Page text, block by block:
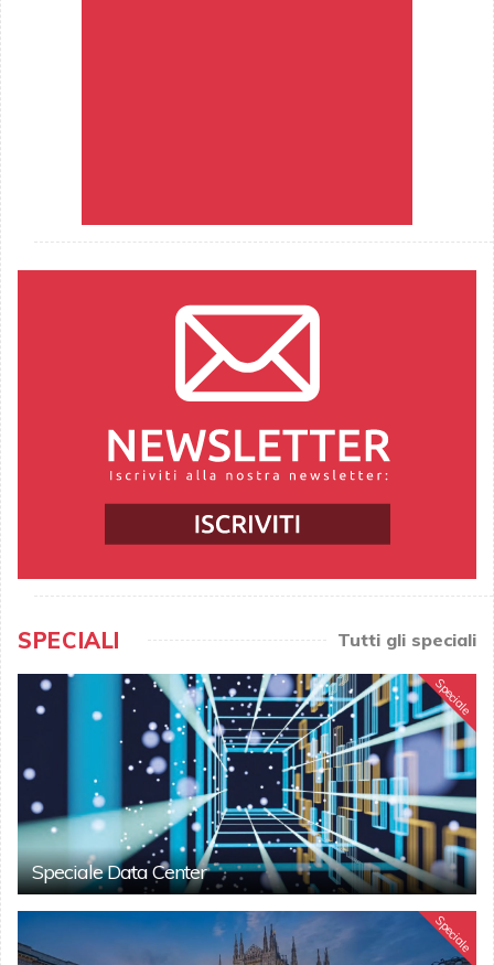
SPECIALI Tutti gli speciali
Speciale
Speciale Data Center
Speciale